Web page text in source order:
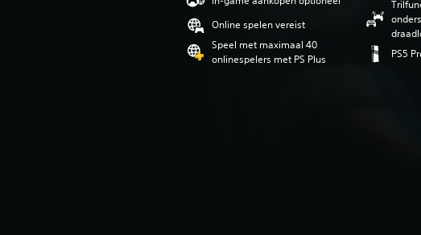
Online spelen vereist
Speel met maximaal 40
onlinespelers met PS Plus
PS5